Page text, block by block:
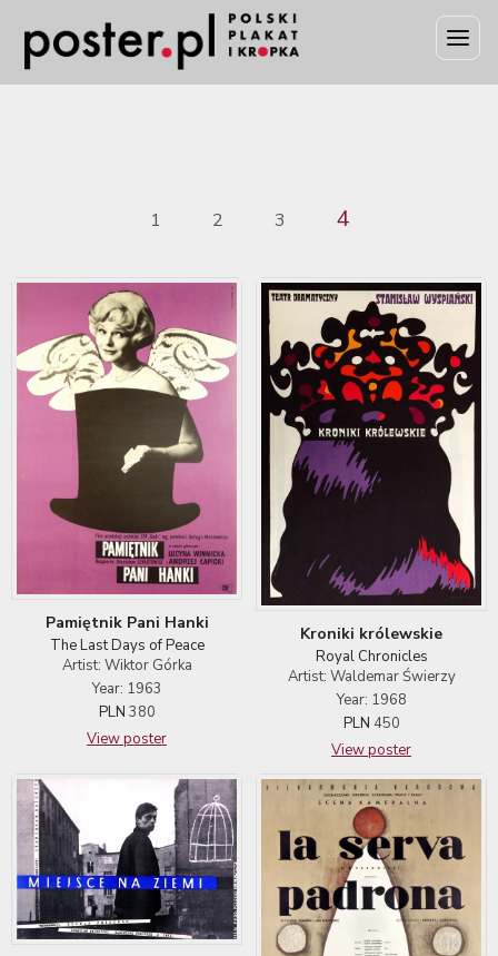
1 2 3 4
Pamiętnik Pani Hanki
The Last Days of Peace
Artist: Wiktor Górka
Year: 1963
PLN 380
View poster
Kroniki królewskie
Royal Chronicles
Artist: Waldemar Świerzy
Year: 1968
PLN 450
View poster